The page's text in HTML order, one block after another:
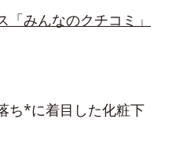
みんなのクチコミ」
ち*に着目した化粧下